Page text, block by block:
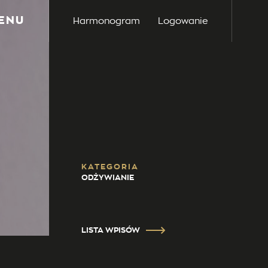
Harmonogram Logowanie
KATEGORIA
ODŻYWIANIE
LISTA WPISÓW